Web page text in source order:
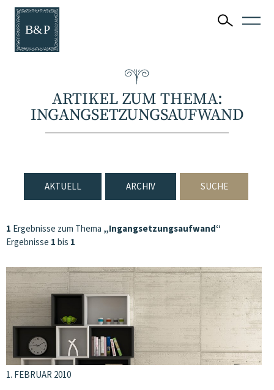
ARTIKEL ZUM THEMA:
INGANGSETZUNGSAUFWAND
AKTUELL ARCHIV SUCHE
1 Ergebnisse zum Thema „Ingangsetzungsaufwand“
Ergebnisse 1 bis 1
1. FEBRUAR 2010